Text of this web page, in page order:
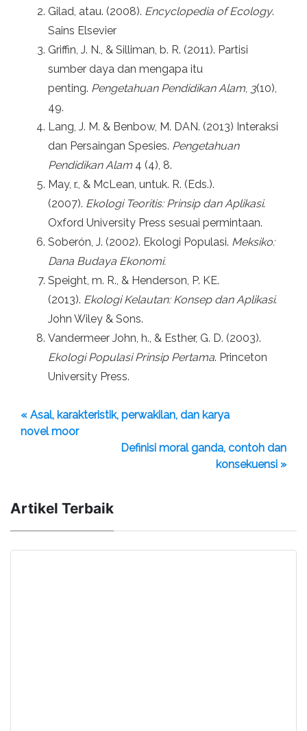
Gilad, atau. (2008). Encyclopedia of Ecology.
Sains Elsevier
Griffin, J. N., & Silliman, b. R. (2011). Partisi
sumber daya dan mengapa itu
penting. Pengetahuan Pendidikan Alam, 3(10),
49.
Lang, J. M. & Benbow, M. DAN. (2013) Interaksi
dan Persaingan Spesies. Pengetahuan
Pendidikan Alam 4 (4), 8.
May, r., & McLean, untuk. R. (Eds.).
(2007). Ekologi Teoritis: Prinsip dan Aplikasi.
Oxford University Press sesuai permintaan.
Soberón, J. (2002). Ekologi Populasi. Meksiko:
Dana Budaya Ekonomi.
Speight, m. R., & Henderson, P. KE.
(2013). Ekologi Kelautan: Konsep dan Aplikasi.
John Wiley & Sons.
Vandermeer John, h., & Esther, G. D. (2003).
Ekologi Populasi Prinsip Pertama. Princeton
University Press.
« Asal, karakteristik, perwakilan, dan karya
novel moor
Definisi moral ganda, contoh dan
konsekuensi »
Artikel Terbaik